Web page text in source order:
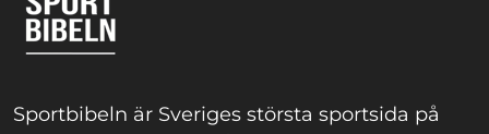
Sportbibeln är Sveriges största sportsida på